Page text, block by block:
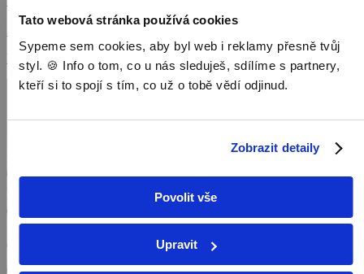
Tato webová stránka používá cookies
Sypeme sem cookies, aby byl web i reklamy přesně tvůj
styl. 🍪 Info o tom, co u nás sleduješ, sdílíme s partnery,
kteří si to spojí s tím, co už o tobě vědí odjinud.
Zobrazit detaily
Povolit vše
Upravit
Filmy / Dramatické filmy